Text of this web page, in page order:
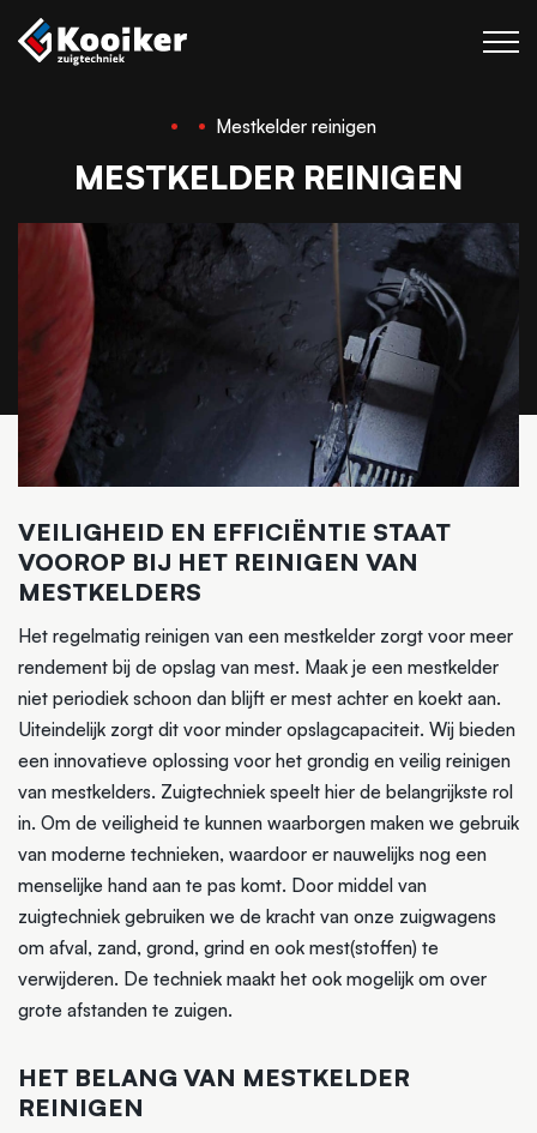
Blaastechniek
Projecten
Over Kooiker
Werken bij
Contact
Mestkelder reinigen
MESTKELDER REINIGEN
VEILIGHEID EN EFFICIËNTIE STAAT
VOOROP BIJ HET REINIGEN VAN
MESTKELDERS
Het regelmatig reinigen van een mestkelder zorgt voor meer
rendement bij de opslag van mest. Maak je een mestkelder
niet periodiek schoon dan blijft er mest achter en koekt aan.
Uiteindelijk zorgt dit voor minder opslagcapaciteit. Wij bieden
een innovatieve oplossing voor het grondig en veilig reinigen
van mestkelders. Zuigtechniek speelt hier de belangrijkste rol
in. Om de veiligheid te kunnen waarborgen maken we gebruik
van moderne technieken, waardoor er nauwelijks nog een
menselijke hand aan te pas komt. Door middel van
zuigtechniek gebruiken we de kracht van onze zuigwagens
om afval, zand, grond, grind en ook mest(stoffen) te
verwijderen. De techniek maakt het ook mogelijk om over
grote afstanden te zuigen.
HET BELANG VAN MESTKELDER
REINIGEN